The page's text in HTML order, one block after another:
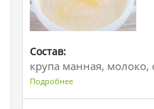
Состав:
крупа манная, молоко,
Подробнее